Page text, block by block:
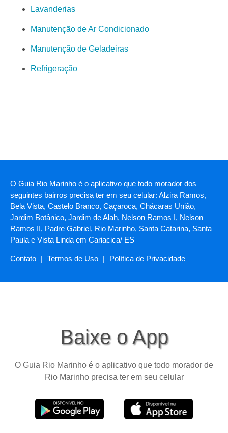
Lavanderias
Manutenção de Ar Condicionado
Manutenção de Geladeiras
Refrigeração
O Guia Rio Marinho é o aplicativo que todo morador dos
seguintes bairros precisa ter em seu celular: Alzira Ramos,
Bela Vista, Castelo Branco, Caçaroca, Chácaras União,
Jardim Botânico, Jardim de Alah, Nelson Ramos I, Nelson
Ramos II, Padre Gabriel, Rio Marinho, Santa Catarina, Santa
Paula e Vista Linda em Cariacica/ ES
Contato | Termos de Uso | Política de Privacidade
Baixe o App
O Guia Rio Marinho é o aplicativo que todo morador de
Rio Marinho precisa ter em seu celular